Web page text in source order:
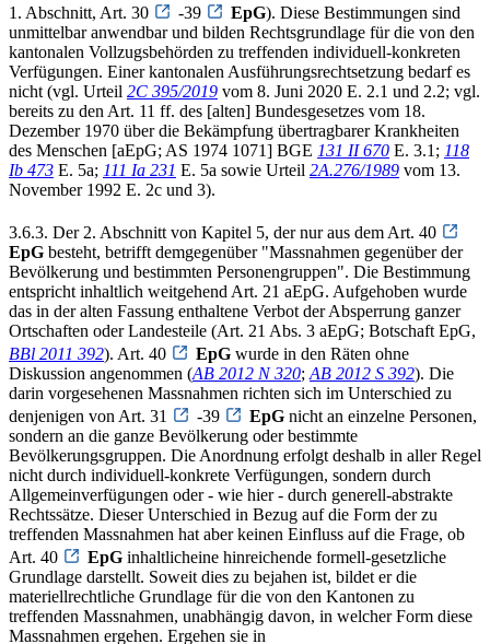
1. Abschnitt, Art. 30
-39 EpG). Diese Bestimmungen sind
unmittelbar anwendbar und bilden Rechtsgrundlage für die von den
kantonalen Vollzugsbehörden zu treffenden individuell-konkreten
Verfügungen. Einer kantonalen Ausführungsrechtsetzung bedarf es
nicht (vgl. Urteil 2C 395/2019 vom 8. Juni 2020 E. 2.1 und 2.2; vgl.
bereits zu den Art. 11 ff. des [alten] Bundesgesetzes vom 18.
Dezember 1970 über die Bekämpfung übertragbarer Krankheiten
des Menschen [aEpG; AS 1974 1071] BGE 131 II 670 E. 3.1; 118
Ib 473 E. 5a; 111 Ia 231 E. 5a sowie Urteil 2A.276/1989 vom 13.
November 1992 E. 2c und 3).
3.6.3. Der 2. Abschnitt von Kapitel 5, der nur aus dem Art. 40
EpG besteht, betrifft demgegenüber "Massnahmen gegenüber der
Bevölkerung und bestimmten Personengruppen". Die Bestimmung
entspricht inhaltlich weitgehend Art. 21 aEpG. Aufgehoben wurde
das in der alten Fassung enthaltene Verbot der Absperrung ganzer
Ortschaften oder Landesteile (Art. 21 Abs. 3 aEpG; Botschaft EpG,
BBl 2011 392). Art. 40 EpG wurde in den Räten ohne
Diskussion angenommen (AB 2012 N 320; AB 2012 S 392). Die
darin vorgesehenen Massnahmen richten sich im Unterschied zu
denjenigen von Art. 31
-39 EpG nicht an einzelne Personen,
sondern an die ganze Bevölkerung oder bestimmte
Bevölkerungsgruppen. Die Anordnung erfolgt deshalb in aller Regel
nicht durch individuell-konkrete Verfügungen, sondern durch
Allgemeinverfügungen oder - wie hier - durch generell-abstrakte
Rechtssätze. Dieser Unterschied in Bezug auf die Form der zu
treffenden Massnahmen hat aber keinen Einfluss auf die Frage, ob
Art. 40
EpG inhaltlicheine hinreichende formell-gesetzliche
Grundlage darstellt. Soweit dies zu bejahen ist, bildet er die
materiellrechtliche Grundlage für die von den Kantonen zu
treffenden Massnahmen, unabhängig davon, in welcher Form diese
Massnahmen ergehen. Ergehen sie in